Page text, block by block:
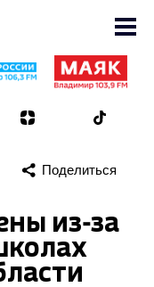
Поделиться
из-за